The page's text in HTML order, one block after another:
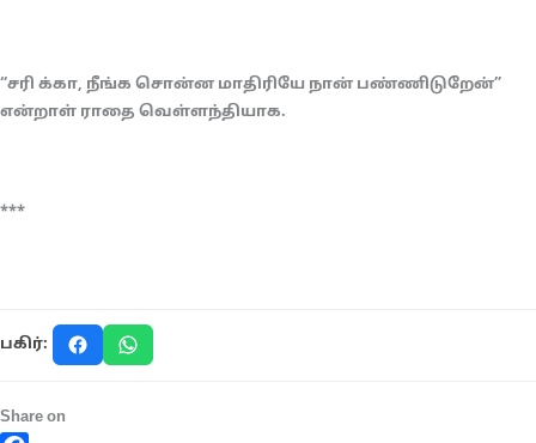
“சரி க்கா, நீங்க சொன்ன மாதிரியே நான் பண்ணிடுறேன்”
என்றாள் ராதை வெள்ளந்தியாக.
***
பகிர்:
Share on